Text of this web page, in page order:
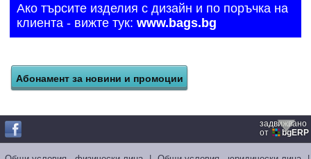
Ако търсите изделия с дизайн и по поръчка на
клиента - вижте тук: www.bags.bg
задвижвано
от
bgERP